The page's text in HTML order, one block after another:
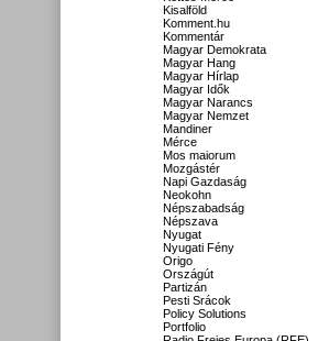
Kisalföld
Komment.hu
Kommentár
Magyar Demokrata
Magyar Hang
Magyar Hírlap
Magyar Idők
Magyar Narancs
Magyar Nemzet
Mandiner
Mérce
Mos maiorum
Mozgástér
Napi Gazdaság
Neokohn
Népszabadság
Népszava
Nyugat
Nyugati Fény
Origo
Országút
Partizán
Pesti Srácok
Policy Solutions
Portfolio